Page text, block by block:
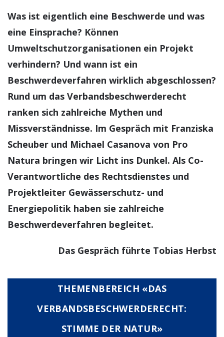
Was ist eigentlich eine Beschwerde und was
eine Einsprache? Können
Umweltschutzorganisationen ein Projekt
verhindern? Und wann ist ein
Beschwerdeverfahren wirklich abgeschlossen?
Rund um das Verbandsbeschwerderecht
ranken sich zahlreiche Mythen und
Missverständnisse. Im Gespräch mit Franziska
Scheuber und Michael Casanova von Pro
Natura bringen wir Licht ins Dunkel. Als Co-
Verantwortliche des Rechtsdienstes und
Projektleiter Gewässerschutz- und
Energiepolitik haben sie zahlreiche
Beschwerdeverfahren begleitet.
Das Gespräch führte Tobias Herbst
THEMENBEREICH «DAS
VERBANDSBESCHWERDERECHT:
STIMME DER NATUR»